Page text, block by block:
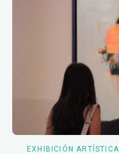
EXHIBICIÓN ARTÍSTICA